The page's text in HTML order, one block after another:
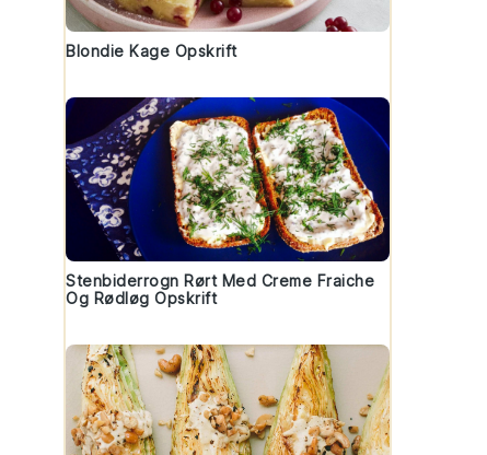
Blondie Kage Opskrift
Stenbiderrogn Rørt Med Creme Fraiche
Og Rødløg Opskrift